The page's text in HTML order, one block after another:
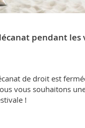
cours pendant les
de droit est
vous souhaitons
!